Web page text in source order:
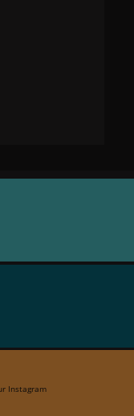
Instagram